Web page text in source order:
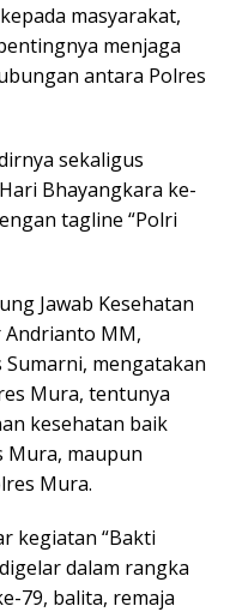
masyarakat,
menjaga
antara Polres
sekaligus
Bhayangkara ke-
tagline “Polri
Jawab Kesehatan
Andrianto MM,
mengatakan
Mura, tentunya
kesehatan baik
Mura, maupun
Mura.
kegiatan “Bakti
dalam rangka
79, balita, remaja